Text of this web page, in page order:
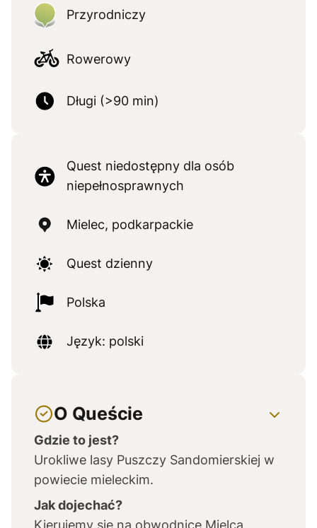
Przyrodniczy
Rowerowy
Długi (>90 min)
Quest niedostępny dla osób
niepełnosprawnych
Mielec, podkarpackie
Quest dzienny
Polska
Język: polski
O Queście
Gdzie to jest?
Urokliwe lasy Puszczy Sandomierskiej w
powiecie mieleckim.
Jak dojechać?
Kierujemy się na obwodnicę Mielca